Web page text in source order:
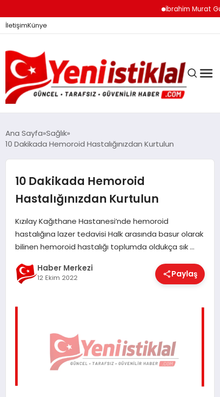
İbrahim Murat
İletişimKünye
GÜNDEM
DÜNYA
EĞITIM
EKONOMI
MAGAZIN
Ana Sayfa Sağlık
10 Dakikada Hemoroid Hastalığınızdan Kurtulun
10 Dakikada Hemoroid
Hastalığınızdan Kurtulun
Kızılay Kağıthane Hastanesi’nde hemoroid
hastalığına lazer tedavisi Halk arasında basur olarak
bilinen hemoroid hastalığı toplumda oldukça sık …
Haber Merkezi
12 Ekim 2022 Paylaş